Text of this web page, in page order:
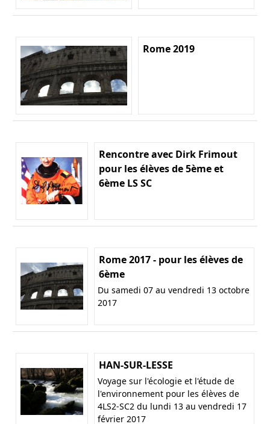
Rome 2019
Rencontre avec Dirk Frimout
pour les élèves de 5ème et
6ème LS SC
Rome 2017 - pour les élèves de
6ème
Du samedi 07 au vendredi 13 octobre
2017
HAN-SUR-LESSE
Voyage sur l'écologie et l'étude de
l'environnement pour les élèves de
4LS2-SC2 du lundi 13 au vendredi 17
février 2017